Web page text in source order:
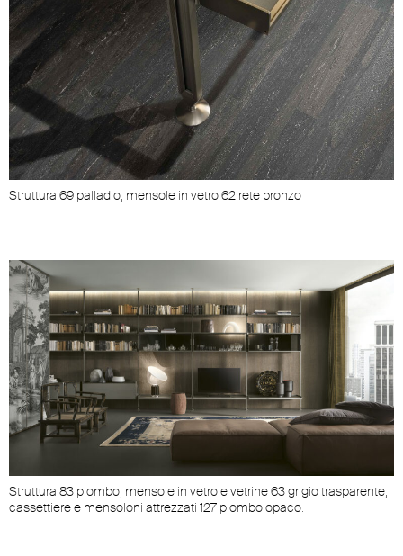
Struttura 69 palladio, mensole in vetro 62 rete bronzo
Struttura 83 piombo, mensole in vetro e vetrine 63 grigio trasparente,
cassettiere e mensoloni attrezzati 127 piombo opaco.